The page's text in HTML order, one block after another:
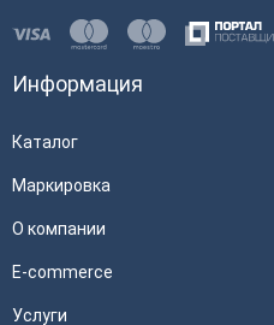
Информация
Каталог
Маркировка
О компании
E-commerce
Услуги